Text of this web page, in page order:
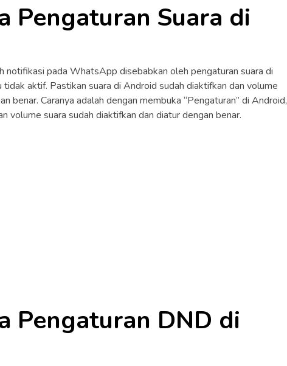
Pengaturan Suara di
notifikasi pada WhatsApp disebabkan oleh pengaturan suara di
aktif. Pastikan suara di Android sudah diaktifkan dan volume
benar. Caranya adalah dengan membuka “Pengaturan” di Android,
volume suara sudah diaktifkan dan diatur dengan benar.
Pengaturan DND di